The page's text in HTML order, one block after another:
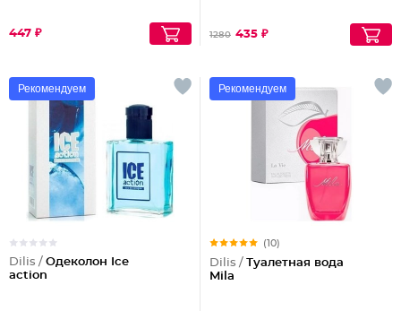
447 ₽ 1280 435 ₽
Рекомендуем
Dilis / Одеколон Ice
action
Рекомендуем
(10)
Dilis / Туалетная вода
Mila